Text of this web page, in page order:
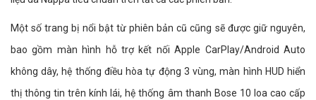
Một số trang bị nổi bật từ phiên bản cũ cũng sẽ được giữ nguyên,
bao gồm màn hình hỗ trợ kết nối Apple CarPlay/Android Auto
không dây, hệ thống điều hòa tự động 3 vùng, màn hình HUD hiển
thị thông tin trên kính lái, hệ thống âm thanh Bose 10 loa cao cấp